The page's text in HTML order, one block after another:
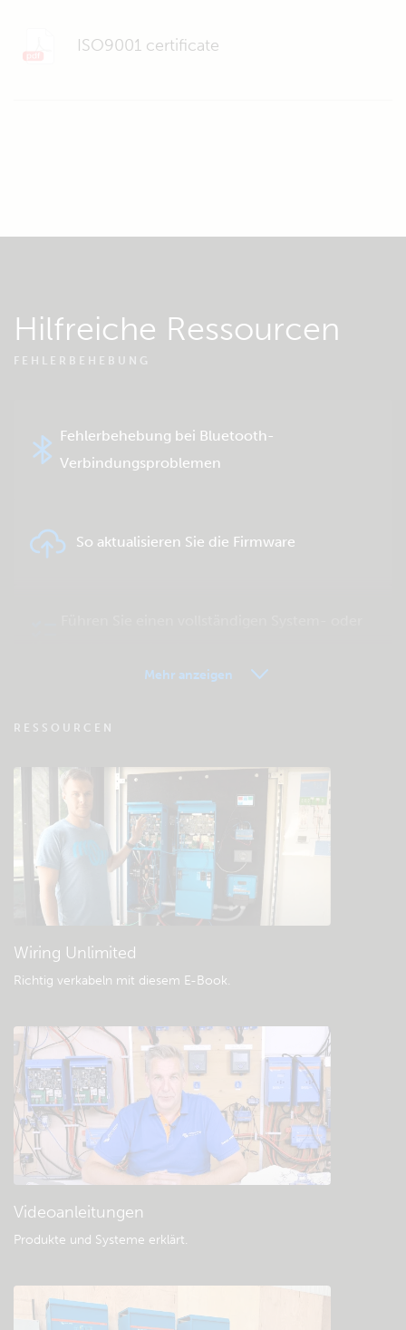
ISO9001 certificate
Hilfreiche Ressourcen
FEHLERBEHEBUNG
Fehlerbehebung bei Bluetooth-
Verbindungsproblemen
So aktualisieren Sie die Firmware
VRM - Fernüberwachung FAQ
Besuchen Sie die Wissensdatenbank der
Community
Allgemeine Downloads & Dokumentation
Mehr anzeigen
RESSOURCEN
Wiring Unlimited
Richtig verkabeln mit diesem E-Book.
Videoanleitungen
Produkte und Systeme erklärt.